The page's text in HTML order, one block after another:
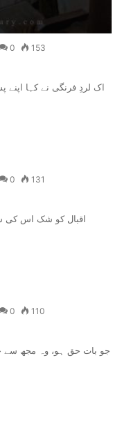
0 153
اک لردِ فرنگی نے کہا
0 131
اقبال کو شک اس کی
0 110
جو بات حق ہو، وہ مجھ سے